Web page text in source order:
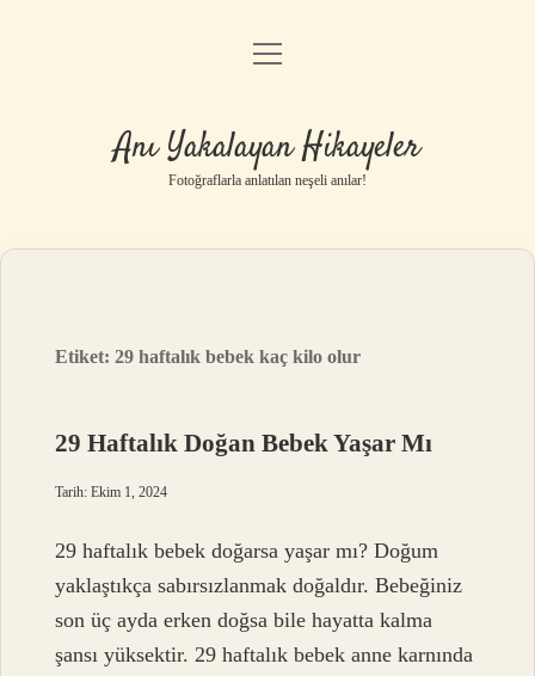
Anasayfa
Yasal Uyarı
menüyü
Anı Yakalayan Hikayeler
Fotoğraflarla anlatılan neşeli anılar!
Etiket:29 haftalık bebek kaç kilo olur
29 Haftalık Doğan Bebek Yaşar Mı
Tarih: Ekim 1, 2024
29 haftalık bebek doğarsa yaşar mı? Doğum
yaklaştıkça sabırsızlanmak doğaldır. Bebeğiniz
son üç ayda erken doğsa bile hayatta kalma
şansı yüksektir. 29 haftalık bebek anne karnında